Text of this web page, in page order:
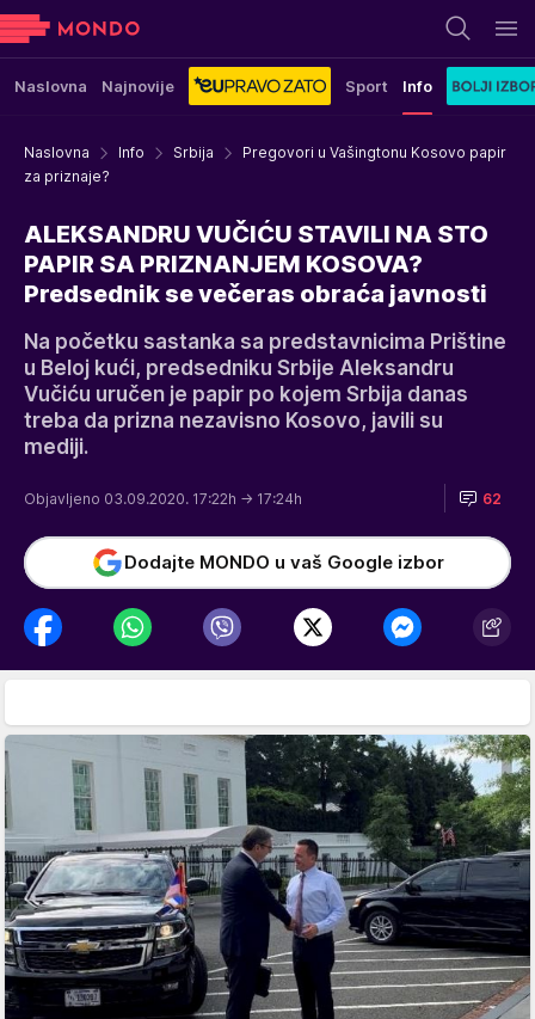
Naslovna Najnovije Sport Info
Naslovna Info Srbija
Pregovori u Vašingtonu Kosovo papir
za priznaje?
ALEKSANDRU VUČIĆU STAVILI NA STO
PAPIR SA PRIZNANJEM KOSOVA?
Predsednik se večeras obraća javnosti
Na početku sastanka sa predstavnicima Prištine
u Beloj kući, predsedniku Srbije Aleksandru
Vučiću uručen je papir po kojem Srbija danas
treba da prizna nezavisno Kosovo, javili su
mediji.
Objavljeno 03.09.2020. 17:22h → 17:24h 62
Dodajte MONDO u vaš Google izbor